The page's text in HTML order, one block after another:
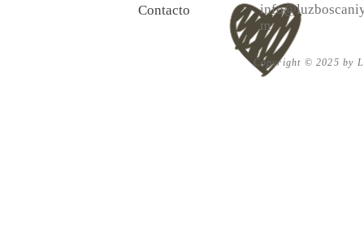
Contacto
m
Copyright © 2025 by